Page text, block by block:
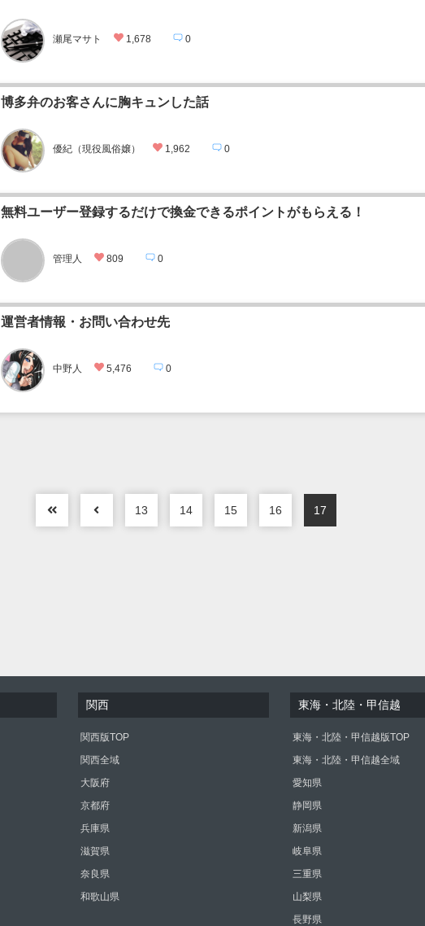
瀬尾マサト 1,678 0
博多弁のお客さんに胸キュンした話
優紀（現役風俗嬢） 1,962 0
無料ユーザー登録するだけで換金できるポイントがもらえる！
管理人 809 0
運営者情報・お問い合わせ先
中野人 5,476 0
13 14 15 16 17
関西
関西版TOP
関西全域
大阪府
京都府
兵庫県
滋賀県
奈良県
和歌山県
東海・北陸・甲信越
東海・北陸・甲信越版TOP
東海・北陸・甲信越全域
愛知県
静岡県
新潟県
岐阜県
三重県
山梨県
長野県